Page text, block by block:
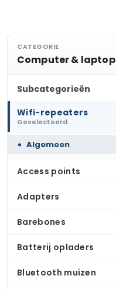
CATEGORIE
Computer & laptop
Subcategorieën
Wifi-repeaters
Geselecteerd
Algemeen
Access points
Adapters
Barebones
Batterij opladers
Bluetooth muizen